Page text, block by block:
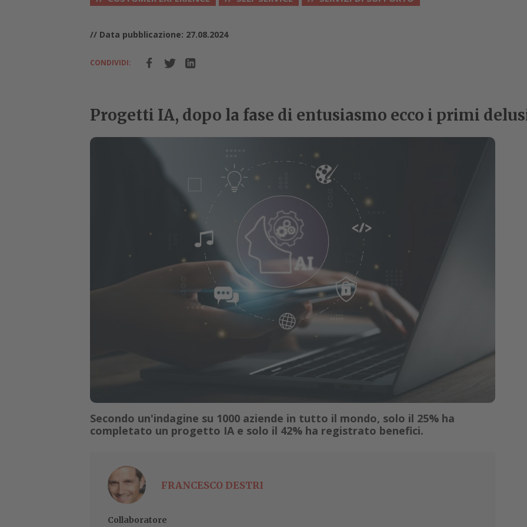
// Data pubblicazione: 27.08.2024
CONDIVIDI:
Progetti IA, dopo la fase di entusiasmo ecco i primi
Secondo un'indagine su 1000 aziende in tutto il mondo, solo il 25% ha
completato un progetto IA e solo il 42% ha registrato benefici.
FRANCESCO DESTRI
Collaboratore